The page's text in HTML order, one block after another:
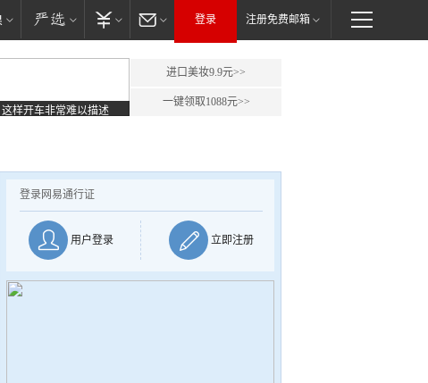
登录 注册免费邮箱
这样开车非常难以描述
进口美妆9.9元>>
一键领取1088元>>
登录网易通行证
用户登录 立即注册